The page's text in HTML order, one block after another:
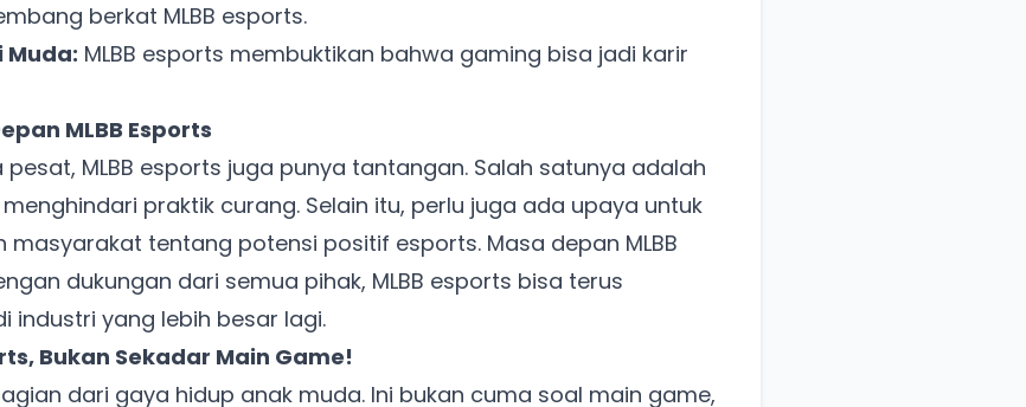
berkat MLBB esports.
Muda: MLBB esports membuktikan bahwa gaming bisa jadi karir
MLBB Esports
MLBB esports juga punya tantangan. Salah satunya adalah
praktik curang. Selain itu, perlu juga ada upaya untuk
masyarakat tentang potensi positif esports. Masa depan MLBB
dukungan dari semua pihak, MLBB esports bisa terus
industri yang lebih besar lagi.
Bukan Sekadar Main Game!
dari gaya hidup anak muda. Ini bukan cuma soal main game,
Punya website SMM baru nih! Coba BulkFame
untuk pengalaman lebih baik.
Zona Sosmed kapan saja.
Coba BulkFame
Lain kali saja